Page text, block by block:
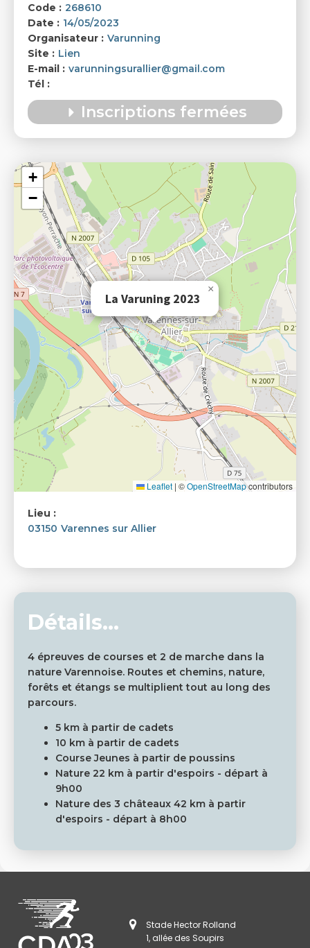
Code : 268610
Date : 14/05/2023
Organisateur : Varunning
Site : Lien
E-mail : varunningsurallier@gmail.com
Tél :
Inscriptions fermées
La Varuning 2023
×
+
−
Leaflet | ©OpenStreetMapcontributors
Lieu :
03150 Varennes sur Allier
Détails...
4 épreuves de courses et 2 de marche dans la
nature Varennoise. Routes et chemins, nature,
forêts et étangs se multiplient tout au long des
parcours.
5 km à partir de cadets
10 km à partir de cadets
Course Jeunes à partir de poussins
Nature 22 km à partir d'espoirs - départ à
9h00
Nature des 3 châteaux 42 km à partir
d'espoirs - départ à 8h00
Stade Hector Rolland
1, allée des Soupirs